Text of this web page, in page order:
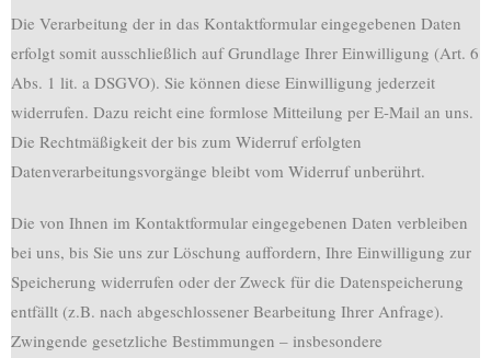
Die Verarbeitung der in das Kontaktformular eingegebenen Daten
erfolgt somit ausschließlich auf Grundlage Ihrer Einwilligung (Art. 6
Abs. 1 lit. a DSGVO). Sie können diese Einwilligung jederzeit
widerrufen. Dazu reicht eine formlose Mitteilung per E-Mail an uns.
Die Rechtmäßigkeit der bis zum Widerruf erfolgten
Datenverarbeitungsvorgänge bleibt vom Widerruf unberührt.
Die von Ihnen im Kontaktformular eingegebenen Daten verbleiben
bei uns, bis Sie uns zur Löschung auffordern, Ihre Einwilligung zur
Speicherung widerrufen oder der Zweck für die Datenspeicherung
entfällt (z.B. nach abgeschlossener Bearbeitung Ihrer Anfrage).
Zwingende gesetzliche Bestimmungen – insbesondere